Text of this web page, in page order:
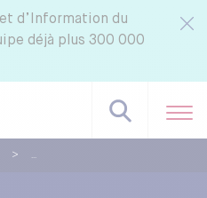
d’Information du
déjà plus 300 000
>